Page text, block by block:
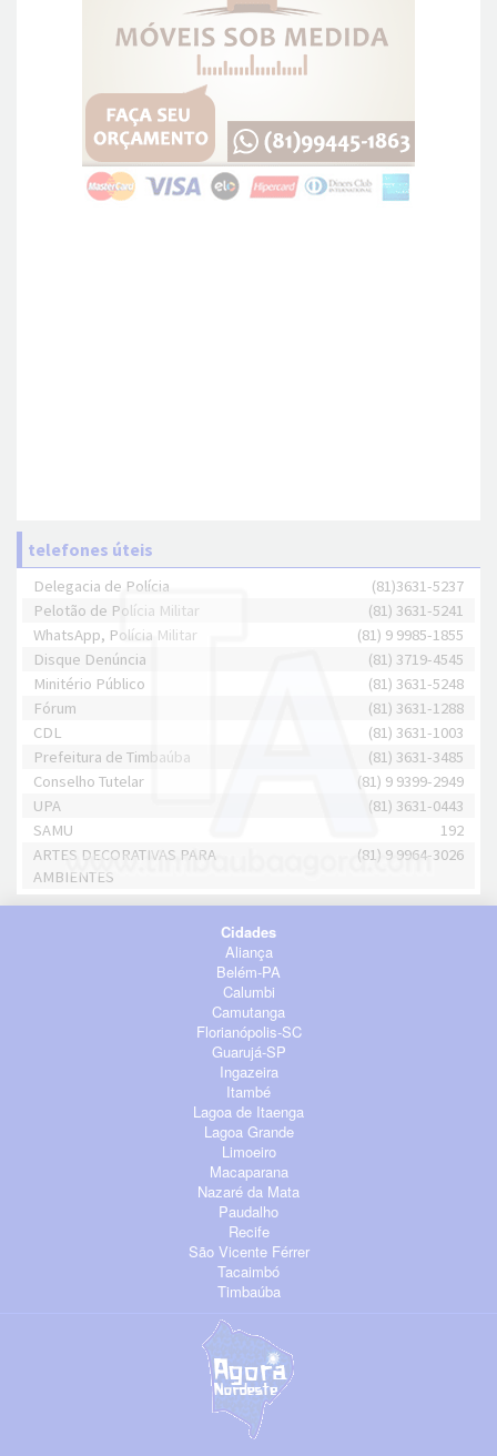
telefones úteis
Delegacia de Polícia
(81)3631-5237
Pelotão de Polícia Militar
(81) 3631-5241
WhatsApp, Polícia Militar
(81) 9 9985-1855
Disque Denúncia
(81) 3719-4545
Minitério Público
(81) 3631-5248
Fórum
(81) 3631-1288
CDL
(81) 3631-1003
Prefeitura de Timbaúba
(81) 3631-3485
Conselho Tutelar
(81) 9 9399-2949
UPA
(81) 3631-0443
SAMU
192
ARTES DECORATIVAS PARA
AMBIENTES
(81) 9 9964-3026
Cidades
Aliança
Belém-PA
Calumbi
Camutanga
Florianópolis-SC
Guarujá-SP
Ingazeira
Itambé
Lagoa de Itaenga
Lagoa Grande
Limoeiro
Macaparana
Nazaré da Mata
Paudalho
Recife
São Vicente Férrer
Tacaimbó
Timbaúba